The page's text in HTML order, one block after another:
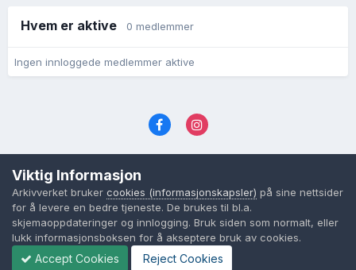
Hvem er aktive 0 medlemmer
Ingen innloggede medlemmer aktive
Cookies (informasjonskapsler)
Powered by Invision Community
Viktig Informasjon
Arkivverket bruker cookies (informasjonskapsler) på sine nettsider
for å levere en bedre tjeneste. De brukes til bl.a.
skjemaoppdateringer og innlogging. Bruk siden som normalt, eller
lukk informasjonsboksen for å akseptere bruk av cookies.
Accept Cookies Reject Cookies